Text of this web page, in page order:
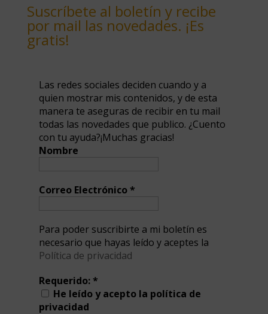
Suscríbete al boletín y recibe
por mail las novedades. ¡Es
gratis!
Las redes sociales deciden cuando y a
quien mostrar mis contenidos, y de esta
manera te aseguras de recibir en tu mail
todas las novedades que publico. ¿Cuento
con tu ayuda?¡Muchas gracias!
Nombre
Correo Electrónico*
Para poder suscribirte a mi boletín es
necesario que hayas leído y aceptes la
Política de privacidad
Requerido:*
He leído y acepto la política de
privacidad